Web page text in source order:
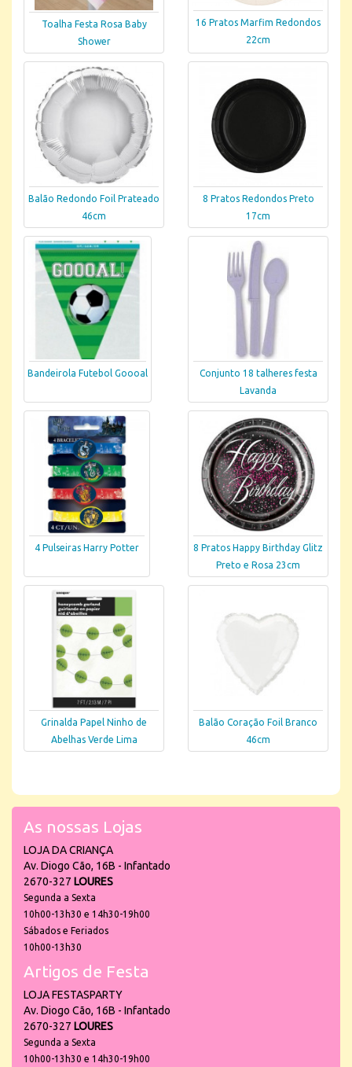
Toalha Festa Rosa Baby
Shower
16 Pratos Marfim Redondos
22cm
Balão Redondo Foil Prateado
46cm
8 Pratos Redondos Preto
17cm
Bandeirola Futebol Goooal
Conjunto 18 talheres festa
Lavanda
4 Pulseiras Harry Potter
8 Pratos Happy Birthday Glitz
Preto e Rosa 23cm
Grinalda Papel Ninho de
Abelhas Verde Lima
Balão Coração Foil Branco
46cm
As nossas Lojas
LOJA DA CRIANÇA
Av. Diogo Cão, 16B - Infantado
2670-327 LOURES
Segunda a Sexta
10h00-13h30 e 14h30-19h00
Sábados e Feriados
10h00-13h30
Artigos de Festa
LOJA FESTASPARTY
Av. Diogo Cão, 16B - Infantado
2670-327 LOURES
Segunda a Sexta
10h00-13h30 e 14h30-19h00